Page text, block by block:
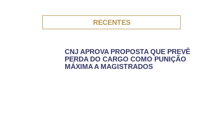
RECENTES
CNJ APROVA PROPOSTA QUE PREVÊ
PERDA DO CARGO COMO PUNIÇÃO
MÁXIMA A MAGISTRADOS